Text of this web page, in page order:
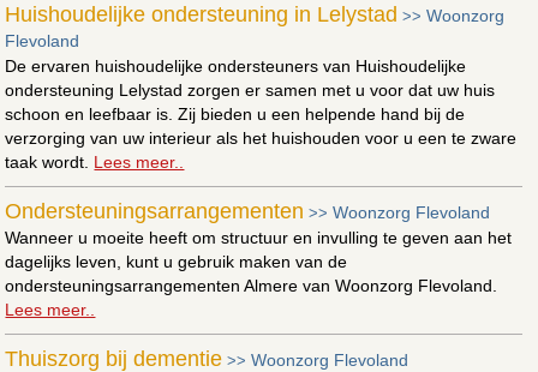
Huishoudelijke ondersteuning in Lelystad >>Woonzorg
Flevoland
De ervaren huishoudelijke ondersteuners van Huishoudelijke
ondersteuning Lelystad zorgen er samen met u voor dat uw huis
schoon en leefbaar is. Zij bieden u een helpende hand bij de
verzorging van uw interieur als het huishouden voor u een te zware
taak wordt. Lees meer..
Ondersteuningsarrangementen >>Woonzorg Flevoland
Wanneer u moeite heeft om structuur en invulling te geven aan het
dagelijks leven, kunt u gebruik maken van de
ondersteuningsarrangementen Almere van Woonzorg Flevoland.
Lees meer..
Thuiszorg bij dementie >>Woonzorg Flevoland